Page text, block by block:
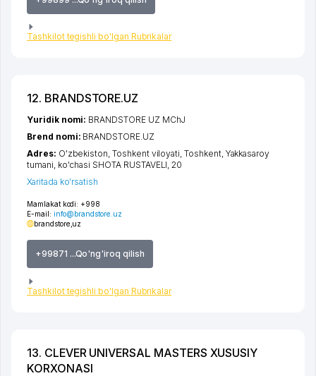
Tashkilot tegishli bo'lgan Rubrikalar
12. BRANDSTORE.UZ
Mamlakat kodi: +998
E-mail: info@brandstore.uz
brandstore,uz
+99871 ...Qo'ng'iroq qilish
Tashkilot tegishli bo'lgan Rubrikalar
Yuridik nomi: BRANDSTORE UZ MChJ
Brend nomi: BRANDSTORE.UZ
Adres: O'zbekiston,Toshkent viloyati,Toshkent, Yakkasaroy
tumani, ko'chasi SHOTA RUSTAVELI, 20
Xaritada ko'rsatish
13. CLEVER UNIVERSAL MASTERS XUSUSIY
KORXONASI